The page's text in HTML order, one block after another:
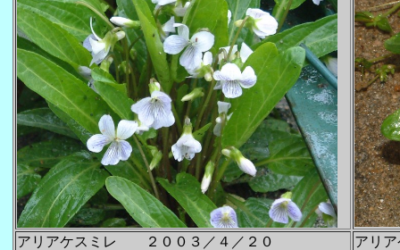
アリアケスミレ ２００３／４／２０
アリ